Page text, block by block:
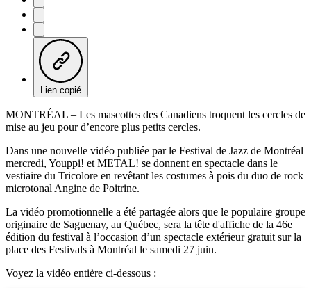
Lien copié
MONTRÉAL – Les mascottes des Canadiens troquent les cercles de
mise au jeu pour d’encore plus petits cercles.
Dans une nouvelle vidéo publiée par le Festival de Jazz de Montréal
mercredi, Youppi! et METAL! se donnent en spectacle dans le
vestiaire du Tricolore en revêtant les costumes à pois du duo de rock
microtonal Angine de Poitrine.
La vidéo promotionnelle a été partagée alors que le populaire groupe
originaire de Saguenay, au Québec, sera la tête d'affiche de la 46e
édition du festival à l’occasion d’un spectacle extérieur gratuit sur la
place des Festivals à Montréal le samedi 27 juin.
Voyez la vidéo entière ci-dessous :